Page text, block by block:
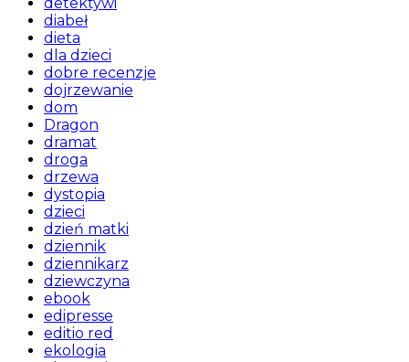
diabeł
dieta
dla dzieci
dobre recenzje
dojrzewanie
dom
Dragon
dramat
droga
drzewa
dystopia
dzieci
dzień matki
dziennik
dziennikarz
dziewczyna
ebook
edipresse
editio red
ekologia